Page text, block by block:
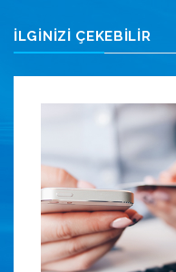
İLGİNİZİ ÇEKEBİLİR